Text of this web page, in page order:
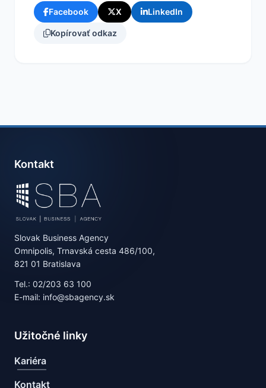
Facebook X LinkedIn
Kopírovať odkaz
Kontakt
Slovak Business Agency
Omnipolis, Trnavská cesta 486/100,
821 01 Bratislava
Tel.: 02/203 63 100
E-mail: info@sbagency.sk
Užitočné linky
Kariéra
Kontakt